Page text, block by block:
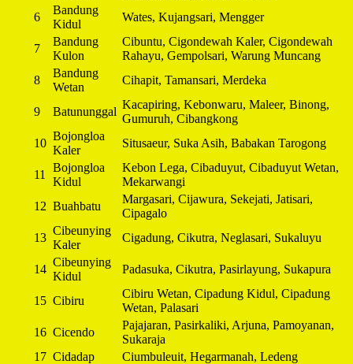
6
Bandung
Kidul
Wates, Kujangsari, Mengger
7
Bandung
Kulon
Cibuntu, Cigondewah Kaler, Cigondewah
Rahayu, Gempolsari, Warung Muncang
8
Bandung
Wetan
Cihapit, Tamansari, Merdeka
9 Batununggal
Kacapiring, Kebonwaru, Maleer, Binong,
Gumuruh, Cibangkong
10
Bojongloa
Kaler
Situsaeur, Suka Asih, Babakan Tarogong
11
Bojongloa
Kidul
Kebon Lega, Cibaduyut, Cibaduyut Wetan,
Mekarwangi
12 Buahbatu
Margasari, Cijawura, Sekejati, Jatisari,
Cipagalo
13
Cibeunying
Kaler
Cigadung, Cikutra, Neglasari, Sukaluyu
14
Cibeunying
Kidul
Padasuka, Cikutra, Pasirlayung, Sukapura
15 Cibiru
Cibiru Wetan, Cipadung Kidul, Cipadung
Wetan, Palasari
16 Cicendo
Pajajaran, Pasirkaliki, Arjuna, Pamoyanan,
Sukaraja
17 Cidadap
Ciumbuleuit, Hegarmanah, Ledeng